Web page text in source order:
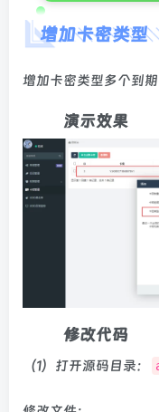
增加卡密类型
增加卡密类型多个到
演示效果
修改代码
（1）打开源码目录：